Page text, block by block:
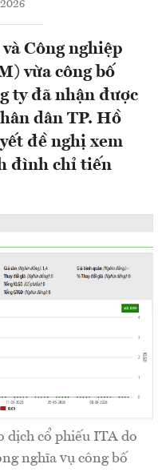
Công nghiệp
vừa công bố
ty đã nhận được
dân TP. Hồ
đề nghị xem
đình chỉ tiến
dịch cổ phiếu ITA do
nghĩa vụ công bố